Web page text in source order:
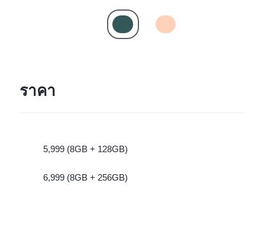
ราคา
5,999 (8GB + 128GB)
6,999 (8GB + 256GB)